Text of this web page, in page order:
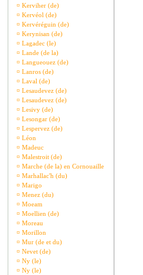
¤ Kerviher (de)
¤ Kervéol (de)
¤ Kervéréguin (de)
¤ Kerynisan (de)
¤ Lagadec (le)
¤ Lande (de la)
¤ Langueouez (de)
¤ Lanros (de)
¤ Laval (de)
¤ Lesaudevez (de)
¤ Lesaudevez (de)
¤ Lesivy (de)
¤ Lesongar (de)
¤ Lespervez (de)
¤ Léon
¤ Madeuc
¤ Malestroit (de)
¤ Marche (de la) en Cornouaille
¤ Marhallac'h (du)
¤ Marigo
¤ Menez (du)
¤ Moeam
¤ Moellien (de)
¤ Moreau
¤ Morillon
¤ Mur (de et du)
¤ Nevet (de)
¤ Ny (le)
¤ Ny (le)